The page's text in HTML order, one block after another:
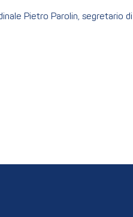
Pietro Parolin, segretario